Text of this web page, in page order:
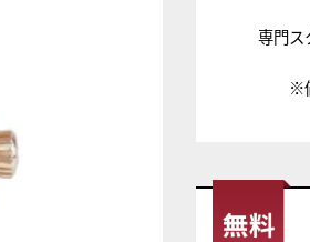
専門ス
※